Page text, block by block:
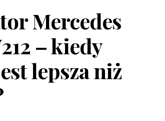
Mercedes
– kiedy
lepsza niż